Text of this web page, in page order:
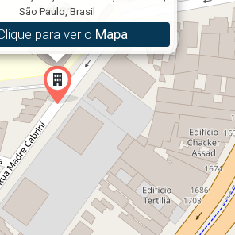
ao ano de 10,0%.
São Paulo, Brasil
para ver o Mapa